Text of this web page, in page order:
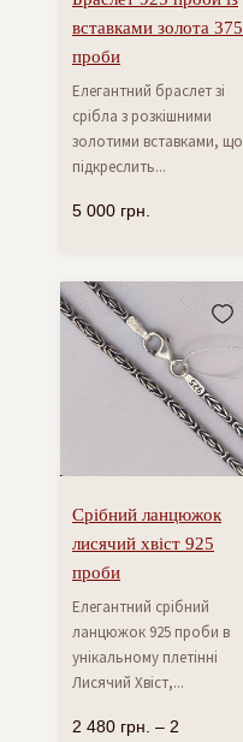
вставками золота 375
проби
Елегантний браслет зі
срібла з розкішними
золотими вставками, що
підкреслить...
5 000 грн.
Срібний ланцюжок
лисячий хвіст 925
проби
Елегантний срібний
ланцюжок 925 проби в
унікальному плетінні
Лисячий Хвіст,...
2 480 грн. – 2